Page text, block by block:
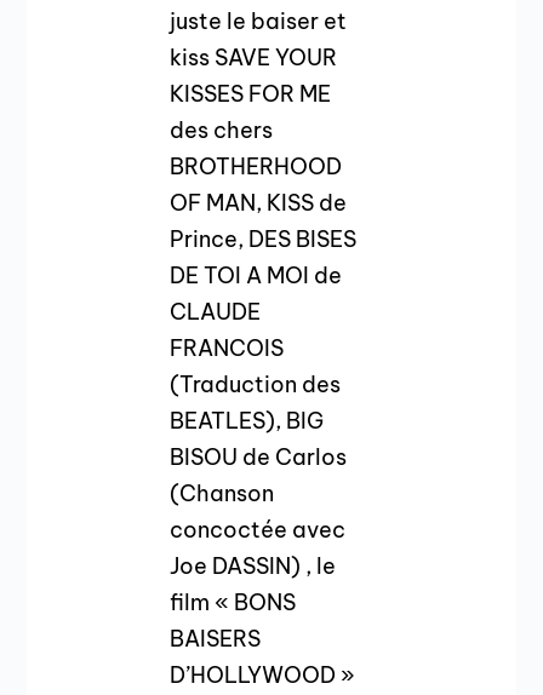
juste le baiser et
kiss SAVE YOUR
KISSES FOR ME
des chers
BROTHERHOOD
OF MAN, KISS de
Prince, DES BISES
DE TOI A MOI de
CLAUDE
FRANCOIS
(Traduction des
BEATLES), BIG
BISOU de Carlos
(Chanson
concoctée avec
Joe DASSIN) , le
film « BONS
BAISERS
D’HOLLYWOOD »